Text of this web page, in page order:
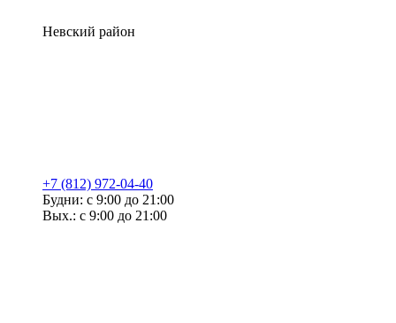
Невский район
+7 (812) 972-04-40
Будни: с 9:00 до 21:00
Вых.: с 9:00 до 21:00